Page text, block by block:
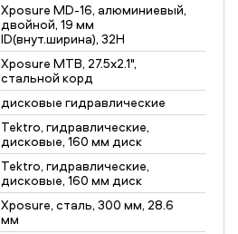
Xposure MD-16, алюминиевый,
двойной, 19 мм
ID(внут.ширина), 32H
Xposure MTB, 27.5х2.1",
стальной корд
дисковые гидравлические
Tektro, гидравлические,
дисковые, 160 мм диск
Tektro, гидравлические,
дисковые, 160 мм диск
Xposure, сталь, 300 мм, 28.6
мм